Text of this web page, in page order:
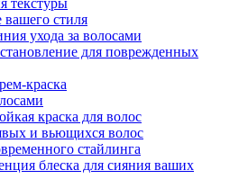
текстуры
стиля
ухода за волосами
для поврежденных
краска
краска для волос
и вьющихся волос
стайлинга
блеска для сияния ваших